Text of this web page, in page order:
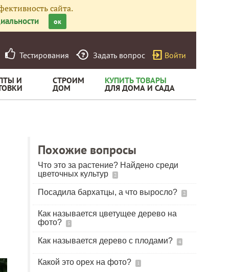
сайта.
ок
Тестирования Задать вопрос Войти
И СТРОИМ
ДОМ
КУПИТЬ ТОВАРЫ
ДЛЯ ДОМА И САДА
Похожие вопросы
Что это за растение? Найдено среди
цветочных культур
2
Посадила бархатцы, а что выросло? 2
Как называется цветущее дерево на
фото?
5
Как называется дерево с плодами? 4
Какой это орех на фото? 1